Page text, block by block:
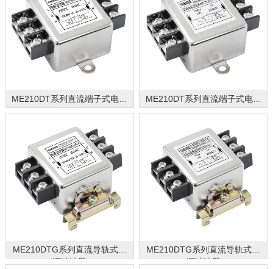
ME210DT系列直流端子式电源
滤波器
ME210DT系列直流端子式电源
滤波器
ME210DTG系列直流导轨式电
源滤波器
ME210DTG系列直流导轨式电
源滤波器